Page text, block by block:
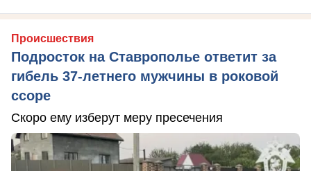
Происшествия
Подросток на Ставрополье ответит за
гибель 37-летнего мужчины в роковой
ссоре
Скоро ему изберут меру пресечения